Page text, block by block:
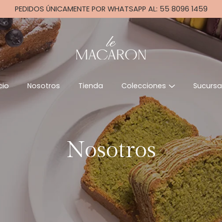
PEDIDOS ÚNICAMENTE POR WHATSAPP AL: 55 8096 1459
Nosotros Tienda Colecciones
Nosotros